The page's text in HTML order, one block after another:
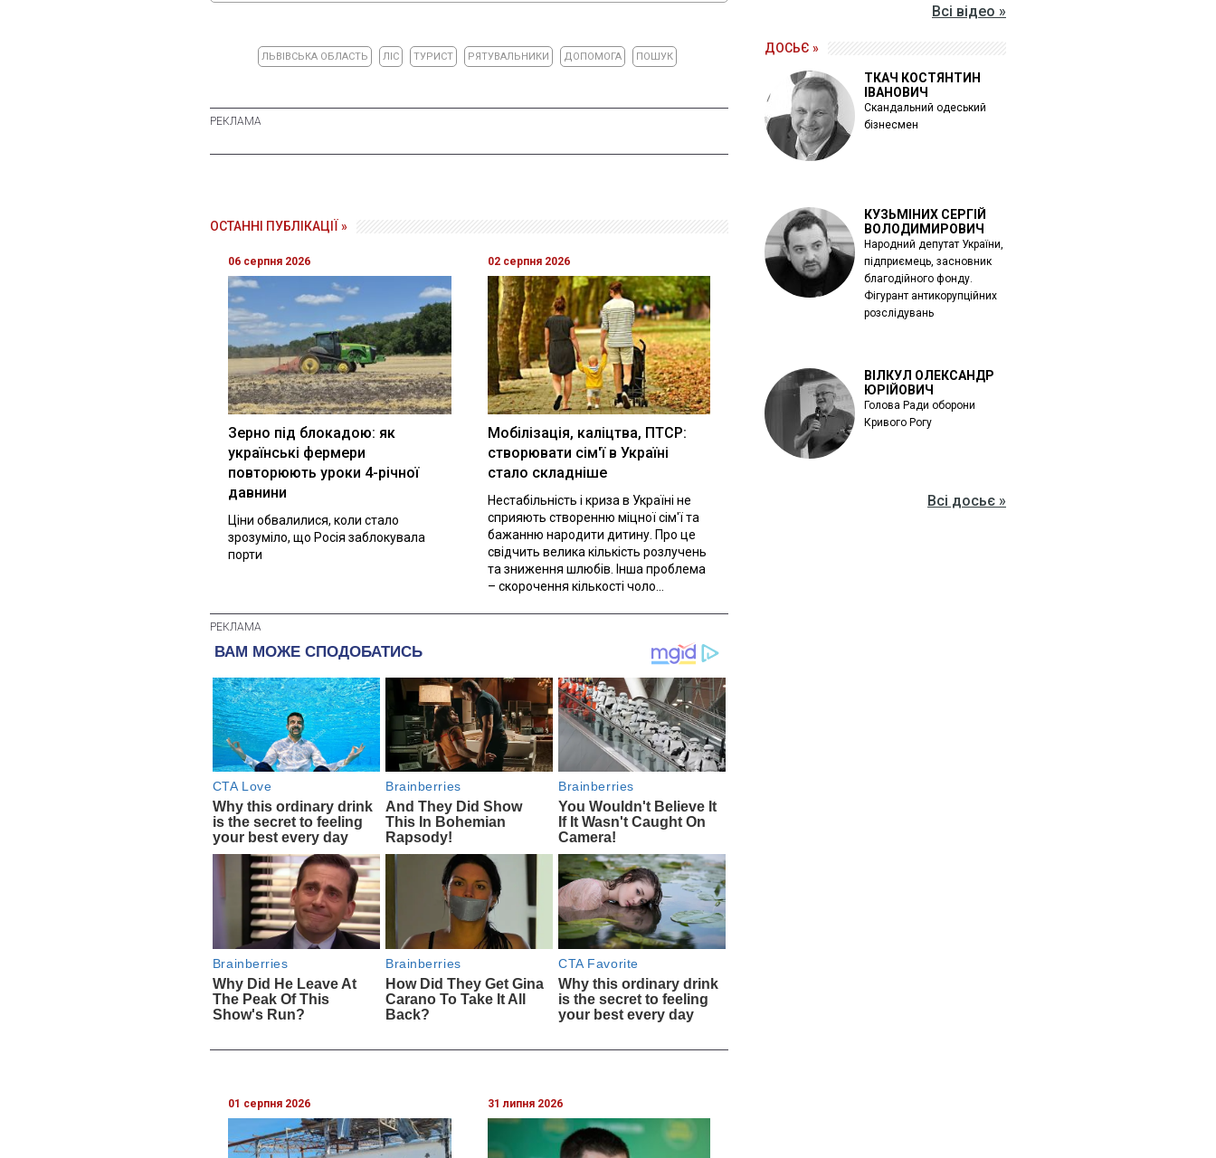
ЛЬВІВСЬКА ОБЛАСТЬ ЛІС ТУРИСТ РЯТУВАЛЬНИКИ ДОПОМОГА ПОШУК
ОСТАННІ ПУБЛІКАЦІЇ »
06 серпня 2026
Зерно під блокадою: як
українські фермери
повторюють уроки 4-річної
давнини
Ціни обвалилися, коли стало
зрозуміло, що Росія заблокувала
порти
02 серпня 2026
Мобілізація, каліцтва, ПТСР:
створювати сім'ї в Україні
стало складніше
Нестабільність і криза в Україні не
сприяють створенню міцної сім'ї та
бажанню народити дитину. Про це
свідчить велика кількість розлучень
та зниження шлюбів. Інша проблема
– скорочення кількості чоло...
01 серпня 2026 31 липня 2026
Всі відео »
ДОСЬЄ »
ТКАЧ КОСТЯНТИН
ІВАНОВИЧ
Скандальний одеський
бізнесмен
КУЗЬМІНИХ СЕРГІЙ
ВОЛОДИМИРОВИЧ
Народний депутат України,
підприємець, засновник
благодійного фонду.
Фігурант антикорупційних
розслідувань
ВІЛКУЛ ОЛЕКСАНДР
ЮРІЙОВИЧ
Голова Ради оборони
Кривого Рогу
Всі досьє »